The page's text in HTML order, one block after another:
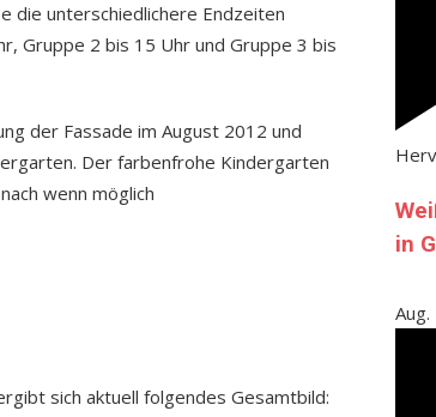
die unterschiedlichere Endzeiten
Gruppe 2 bis 15 Uhr und Gruppe 3 bis
der Fassade im August 2012 und
Der farbenfrohe Kindergarten
wenn möglich
sich aktuell folgendes Gesamtbild:
in
Aug.